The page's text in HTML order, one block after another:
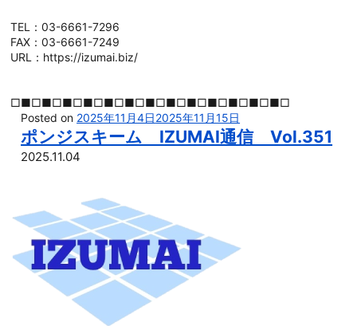
TEL：03-6661-7296
FAX：03-6661-7249
URL：https://izumai.biz/
□■□■□■□■□■□■□■□■□■□■□■□■□■□
Posted on 2025年11月4日2025年11月15日
ポンジスキーム IZUMAI通信 Vol.351
2025.11.04